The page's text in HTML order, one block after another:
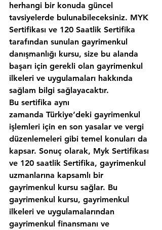
herhangi bir konuda güncel
tavsiyelerde bulunabileceksiniz. MYK
Sertifikası ve 120 Saatlik Sertifika
tarafından sunulan gayrimenkul
danışmanlığı kursu, size bu alanda
başarı için gerekli olan gayrimenkul
ilkeleri ve uygulamaları hakkında
sağlam bilgi sağlayacaktır.
Bu sertifika aynı
zamanda Türkiye‘deki gayrimenkul
işlemleri için en son yasalar ve vergi
düzenlemeleri gibi temel konuları da
kapsar. Sonuç olarak, Myk Sertifikası
ve 120 saatlik Sertifika, gayrimenkul
uzmanlarına kapsamlı bir
gayrimenkul kursu sağlar. Bu
gayrimenkul kursu, gayrimenkul
ilkeleri ve uygulamalarından
gayrimenkul finansmanı ve